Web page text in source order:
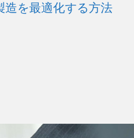
造を最適化する方法
質への取り組みを備えてい
の当社のエンドツーエンド
に準拠して市場に投入でき